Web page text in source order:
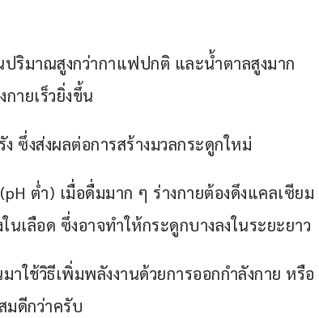
ริมาณสูงกว่ากาแฟปกติ และน้ำตาลสูงมาก
ายเร็วยิ่งขึ้น
ซึ่งส่งผลต่อการสร้างมวลกระดูกใหม่
ต่ำ) เมื่อดื่มมาก ๆ ร่างกายต้องดึงแคลเซียม
เลือด ซึ่งอาจทำให้กระดูกบางลงในระยะยาว
ใช้วิธีเพิ่มพลังงานด้วยการออกกำลังกาย หรือ
มดีกว่าครับ